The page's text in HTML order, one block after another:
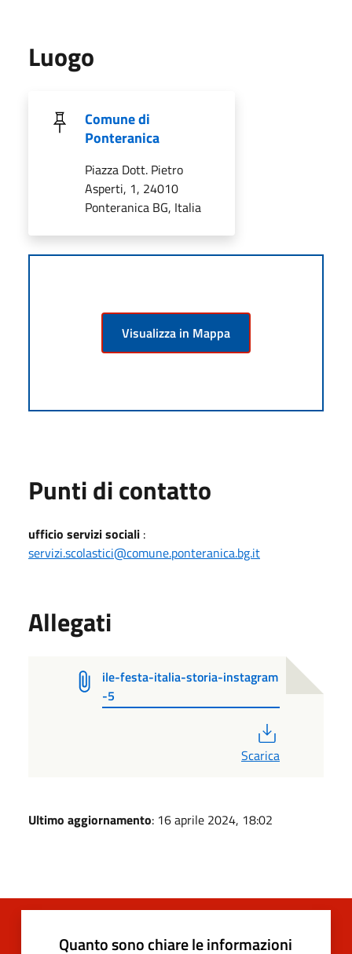
Luogo
Comune di
Ponteranica
Piazza Dott. Pietro
Asperti, 1, 24010
Ponteranica BG, Italia
Visualizza in Mappa
Punti di contatto
ufficio servizi sociali :
servizi.scolastici@comune.ponteranica.bg.it
Allegati
ile-festa-italia-storia-instagram
-5
Scarica
Ultimo aggiornamento: 16 aprile 2024, 18:02
Quanto sono chiare le informazioni